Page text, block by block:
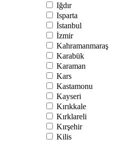
Iğdır
Isparta
İstanbul
İzmir
Kahramanmaraş
Karabük
Karaman
Kars
Kastamonu
Kayseri
Kırıkkale
Kırklareli
Kırşehir
Kilis